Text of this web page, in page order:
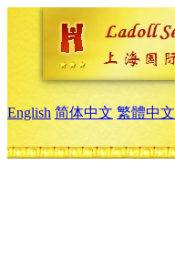
English 简体中文 繁體中文